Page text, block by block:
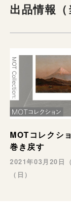
出品情報（
MOTコレクシ
巻き戻す
2021年03月20日
（日）